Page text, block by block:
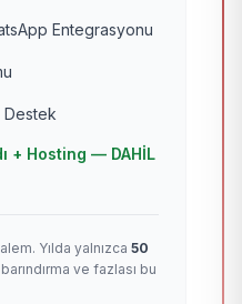
Entegrasyonu
Destek
+ Hosting — DAHİL
Yılda yalnızca 50
ve fazlası bu